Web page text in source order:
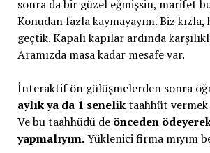
sonra da bir güzel eğmişsin, marifet
Konudan fazla kaymayayım. Biz kızla,
geçtik. Kapalı kapılar ardında
Aramızda masa kadar mesafe var.
İnteraktif ön gülüşmelerden sonra
aylık ya da 1 seneliktaahhüt vermek
Ve bu taahhüdü de önceden
yapmalıyım.Yüklenici firma mıyım